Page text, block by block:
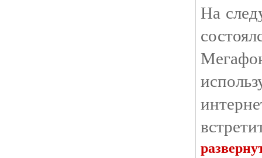
На